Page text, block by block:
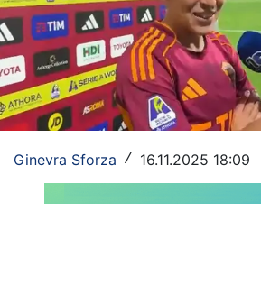
Champions League
Europa League
Altri Sport
Tennis
Ginevra Sforza / 16.11.2025 18:09